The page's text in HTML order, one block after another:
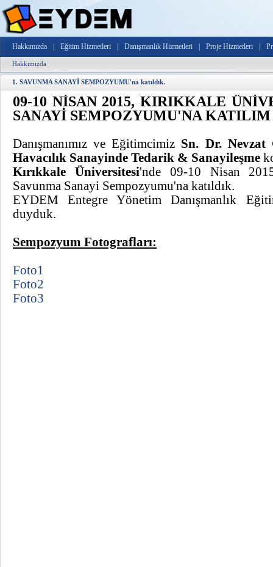
Hakkımızda Eğitim Hizmetleri Danışmanlık Hizmetleri Proje Hizmetleri
Hakkımızda
1. SAVUNMA SANAYİ SEMPOZYUMU'na katıldık.
09-10 NİSAN 2015, KIRIKKALE
SANAYİ SEMPOZYUMU'NA KATILIM
Danışmanımız ve Eğitimcimiz Sn. Dr. Nevzat
Havacılık Sanayinde Tedarik & Sanayileşme
Kırıkkale Üniversitesi'nde 09-10 Nisan
Savunma Sanayi Sempozyumu'na katıldık.
EYDEM Entegre Yönetim Danışmanlık
duyduk.
Sempozyum Fotografları:
Foto1
Foto2
Foto3